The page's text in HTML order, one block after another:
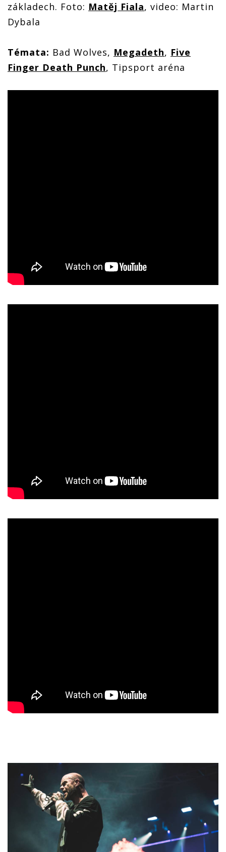
základech. Foto: Matěj Fiala, video: Martin
Dybala
Témata: Bad Wolves, Megadeth, Five
Finger Death Punch, Tipsport aréna